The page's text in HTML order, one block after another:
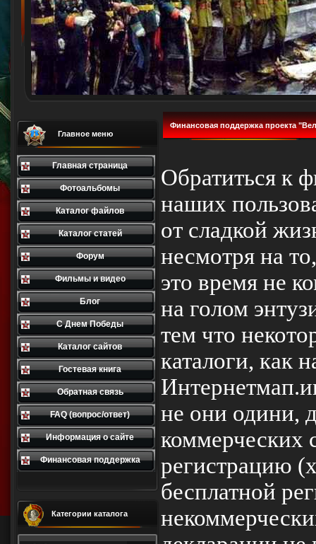
Главное меню
Главная страница
Фотоальбомы
Каталог файлов
Каталог статей
Форум
Фильмы и видео
Блог
С Днем Победы
Каталог сайтов
Гостевая книга
Обратная связь
FAQ (вопрос/ответ)
Информация о сайте
Финансовая поддержка
Категории каталога
Финансовая поддержка проекта
Обратиться к
наших
от сладкой
несмотря на
это время не
на голом
тем что
каталоги, как
не они одини,
коммерческих
регистрацию
бесплатной